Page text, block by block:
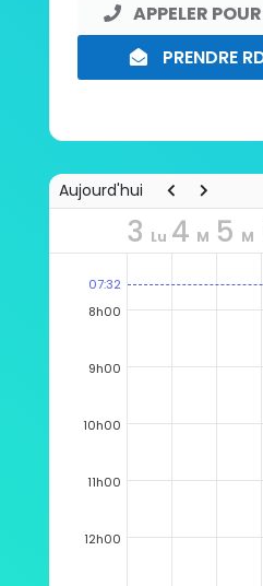
APPELER
PRENDRE
Aujourd'hui
3 Lu
n
4 M
ar
5 M
er
8h00
9h00
10h00
11h00
12h00
07:32